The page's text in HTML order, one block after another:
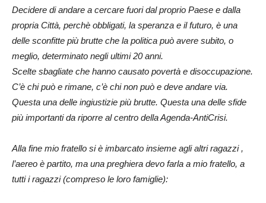
Decidere di andare a cercare fuori dal proprio Paese e dalla
propria Città, perchè obbligati, la speranza e il futuro, è una
delle sconfitte più brutte che la politica può avere subito, o
meglio, determinato negli ultimi 20 anni.
Scelte sbagliate che hanno causato povertà e disoccupazione.
C’è chi può e rimane, c’è chi non può e deve andare via.
Questa una delle ingiustizie più brutte. Questa una delle sfide
più importanti da riporre al centro della Agenda-AntiCrisi.
Alla fine mio fratello si è imbarcato insieme agli altri ragazzi ,
l’aereo è partito, ma una preghiera devo farla a mio fratello, a
tutti i ragazzi (compreso le loro famiglie):